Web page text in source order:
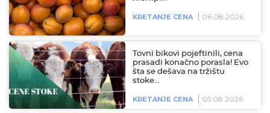
KRETANJE CENA 06.08.2026
Tovni bikovi pojeftinili, cena
prasadi konačno porasla! Evo
šta se dešava na tržištu
stoke…
KRETANJE CENA 05.08.2026